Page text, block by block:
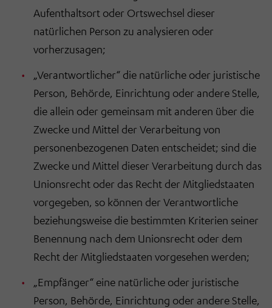
Aufenthaltsort oder Ortswechsel dieser
natürlichen Person zu analysieren oder
vorherzusagen;
„Verantwortlicher“ die natürliche oder juristische
Person, Behörde, Einrichtung oder andere Stelle,
die allein oder gemeinsam mit anderen über die
Zwecke und Mittel der Verarbeitung von
personenbezogenen Daten entscheidet; sind die
Zwecke und Mittel dieser Verarbeitung durch das
Unionsrecht oder das Recht der Mitgliedstaaten
vorgegeben, so können der Verantwortliche
beziehungsweise die bestimmten Kriterien seiner
Benennung nach dem Unionsrecht oder dem
Recht der Mitgliedstaaten vorgesehen werden;
„Empfänger“ eine natürliche oder juristische
Person, Behörde, Einrichtung oder andere Stelle,